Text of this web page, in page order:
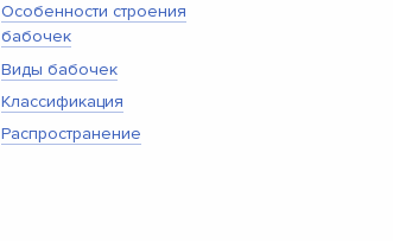
Особенности строения
бабочек
Виды бабочек
Классификация
Распространение